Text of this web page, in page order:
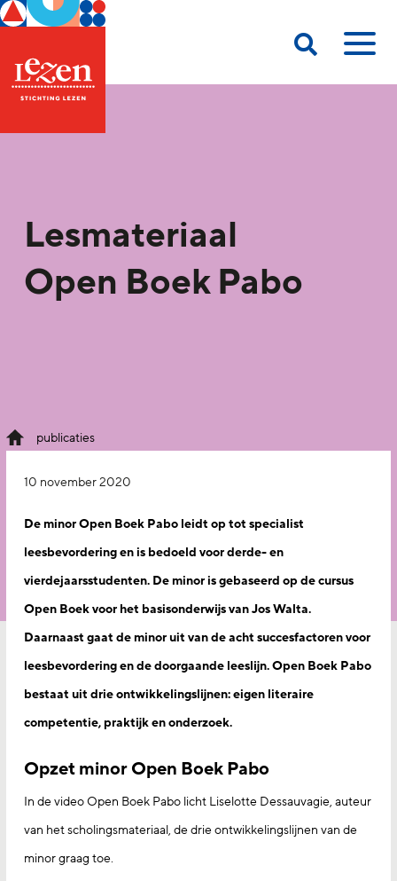
Lesmateriaal
Open Boek Pabo
publicaties
10 november 2020
De minor Open Boek Pabo leidt op tot specialist
leesbevordering en is bedoeld voor derde- en
vierdejaarsstudenten. De minor is gebaseerd op de cursus
Open Boek voor het basisonderwijs van Jos Walta.
Daarnaast gaat de minor uit van de acht succesfactoren voor
leesbevordering en de doorgaande leeslijn. Open Boek Pabo
bestaat uit drie ontwikkelingslijnen: eigen literaire
competentie, praktijk en onderzoek.
Opzet minor Open Boek Pabo
In de video Open Boek Pabo licht Liselotte Dessauvagie, auteur
van het scholingsmateriaal, de drie ontwikkelingslijnen van de
minor graag toe.